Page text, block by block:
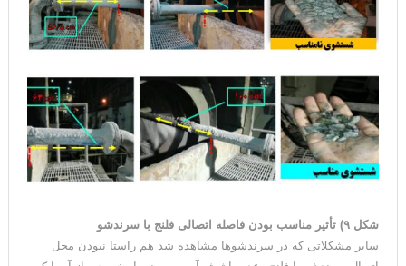
شکل ۸) تاثیر نامناسب بودن فاصله‌ اتصالی فلنج با سرندشو
شکل ۹) تأثیر مناسب بودن فاصله اتصالی فلنج با سرندشو
سایر مشکلاتی که در سرندشوها مشاهده شد هم‌ راستا نبودن محل